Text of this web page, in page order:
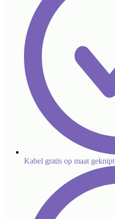
Kabel gratis op maat geknipt